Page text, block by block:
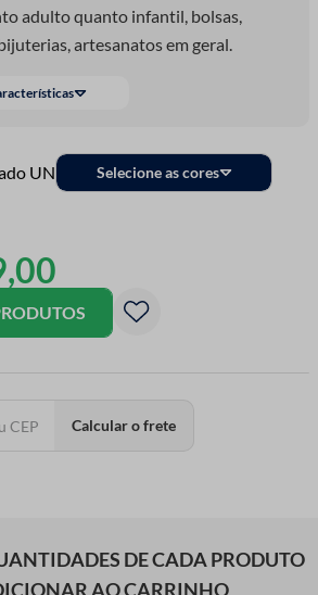
adulto quanto infantil, bolsas,
artesanatos em geral.
Selecione as cores
,00
Calcular o frete
DE CADA PRODUTO
AO CARRINHO